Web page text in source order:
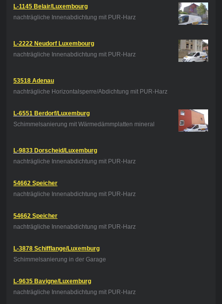
L-1145 Belair/Luxembourg
nachträgliche Innenabdichtung mit PUR-Harz
L-2222 Neudorf Luxembourg
nachträgliche Innenabdichtung mit PUR-Harz
53518 Adenau
nachträgliche Horizontalsperre/Abdichtung mit PUR-Harz
L-6551 Berdorf/Luxemburg
Schimmelsanierung mit Wärmedämmplatten mineral
L-9833 Dorscheid/Luxemburg
nachträgliche Innenabdichtung mit PUR-Harz
54662 Speicher
nachträgliche Innenabdichtung mit PUR-Harz
54662 Speicher
nachträgliche Innenabdichtung mit PUR-Harz
L-3878 Schifflange/Luxemburg
Schimmelsanierung in der Garage
L-9635 Bavigne/Luxemburg
nachträgliche Innenabdichtung mit PUR-Harz